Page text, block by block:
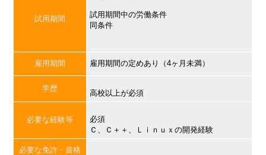
試用期間
試用期間中の労働条件
同条件
雇用期間 雇用期間の定めあり（4ヶ月未満）
学歴
高校以上が必須
必要な経験等
必須
Ｃ、Ｃ＋＋、Ｌｉｎｕｘの開発経験
必要な免許・資格